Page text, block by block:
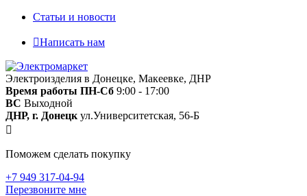
Статьи и новости
Написать нам
Электроизделия в Донецке, Макеевке, ДНР
Время работы ПН-Сб 9:00 - 17:00
ВС Выходной
ДНР, г. Донецк ул.Университетская, 56-Б
Поможем сделать покупку
+7 949 317-04-94
Перезвоните мне